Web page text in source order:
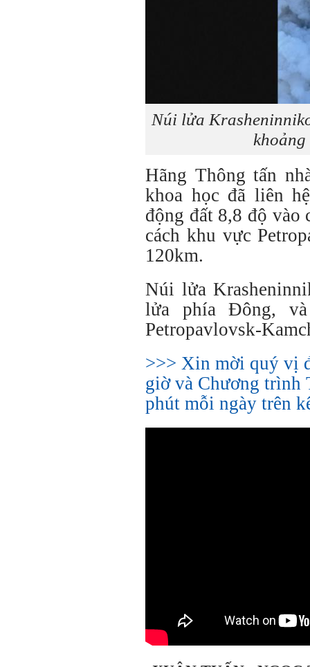
Núi lửa
Hãng Thông tấn
khoa học đã liên
động đất 8,8 độ vào
cách khu vực
120km.
Núi lửa
lửa phía Đông,
Petropavlovsk-
>>> Xin mời quý vị
giờ và Chương trình
phút mỗi ngày trên